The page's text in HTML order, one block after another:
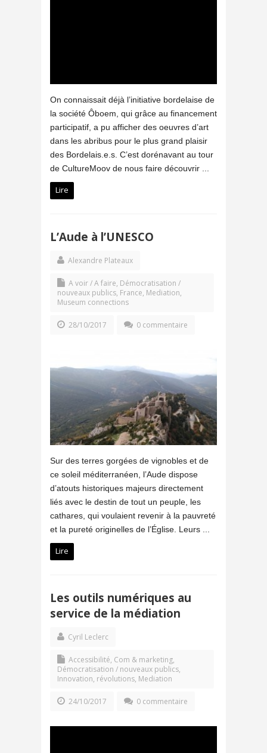
On connaissait déjà l’initiative bordelaise de
la société Ôboem, qui grâce au financement
participatif, a pu afficher des oeuvres d’art
dans les abribus pour le plus grand plaisir
des Bordelais.e.s. C’est dorénavant au tour
de CultureMoov de nous faire découvrir ...
Lire
L’Aude à l’UNESCO
Alexandre Plateaux
A voir / A faire, Démocratisation /
nouveaux publics, France, Mediation,
Museum connections
28/10/2017 0 commentaire
Sur des terres gorgées de vignobles et de
ce soleil méditerranéen, l’Aude dispose
d’atouts historiques majeurs directement
liés avec le destin de tout un peuple, les
cathares, qui voulaient revenir à la pauvreté
et la pureté originelles de l’Église. Leurs ...
Lire
Les outils numériques au
service de la médiation
Cyril Leclerc
Accessibilité, Com & marketing,
Démocratisation / nouveaux publics,
Innovation, révolutions, Mediation
24/10/2017 0 commentaire